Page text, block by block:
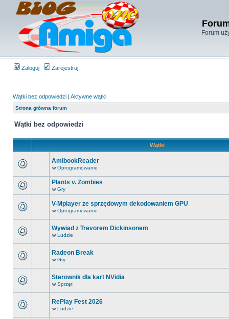
Forum
Zaloguj Zarejestruj
Wątki bez odpowiedzi | Aktywne wątki
Strona główna forum
Wątki bez odpowiedzi
Wątki
AmibookReader
w Oprogramowanie
Plants v. Zombies
w Gry
V-Mplayer ze sprzędowym dekodowaniem GPU
w Oprogramowanie
Wywiad z Trevorem Dickinsonem
w Ludzie
Radeon Break
w Gry
Sterownik dla kart NVidia
w Sprzęt
RePlay Fest 2026
w Ludzie